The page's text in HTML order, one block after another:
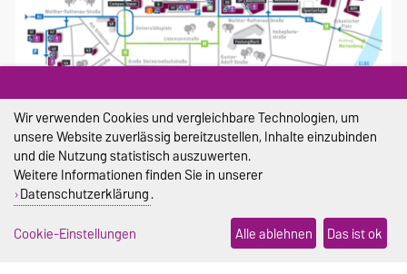
Campusplan
DIESE SEITE
Wir verwenden Cookies und vergleichbare Technologien, um
unsere Website zuverlässig bereitzustellen, Inhalte einzubinden
und die Nutzung statistisch auszuwerten.
Weitere Informationen finden Sie in unserer
Datenschutzerklärung.
Cookie-Einstellungen
Alle ablehnen Das ist ok